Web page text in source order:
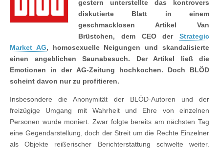
gestern unterstellte das kontrovers
diskutierte Blatt in einem
geschmacklosen Artikel Van
Brüstchen, dem CEO der Strategic
Market AG, homosexuelle Neigungen und skandalisierte
einen angeblichen Saunabesuch. Der Artikel ließ die
Emotionen in der AG-Zeitung hochkochen. Doch BLÖD
scheint davon nur zu profitieren.
Insbesondere die Anonymität der BLÖD-Autoren und der
freizügige Umgang mit Wahrheit und Ehre von einzelnen
Personen wurde moniert. Zwar folgte bereits am nächsten Tag
eine Gegendarstellung, doch der Streit um die Rechte Einzelner
als Objekte reißerischer Berichterstattung schwelte weiter.